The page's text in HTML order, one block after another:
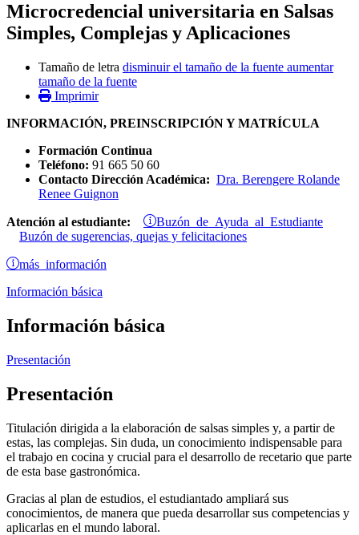
Microcredencial universitaria en Salsas
Simples, Complejas y Aplicaciones
Tamaño de letra disminuir el tamaño de la fuente aumentar
tamaño de la fuente
Imprimir
INFORMACIÓN, PREINSCRIPCIÓN Y MATRÍCULA
Formación Continua
Teléfono: 91 665 50 60
Contacto Dirección Académica: Dra. Berengere Rolande
Renee Guignon
Atención al estudiante: Buzón de Ayuda al Estudiante
Buzón de sugerencias, quejas y felicitaciones
más información
Información básica
Información básica
Presentación
Presentación
Titulación dirigida a la elaboración de salsas simples y, a partir de
estas, las complejas. Sin duda, un conocimiento indispensable para
el trabajo en cocina y crucial para el desarrollo de recetario que parte
de esta base gastronómica.
Gracias al plan de estudios, el estudiantado ampliará sus
conocimientos, de manera que pueda desarrollar sus competencias y
aplicarlas en el mundo laboral.